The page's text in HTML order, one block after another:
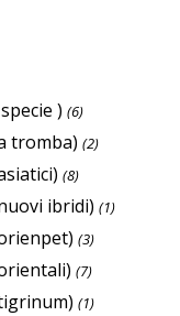
) (6)
tromba) (2)
(8)
ibridi) (1)
(3)
(7)
(1)